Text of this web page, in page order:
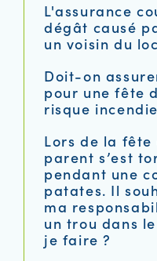
L'assurance
dégât causé
un voisin du
Doit-on
pour une fête
risque
Lors de la
parent s’est
pendant une
patates. Il
ma
un trou dans
je faire ?